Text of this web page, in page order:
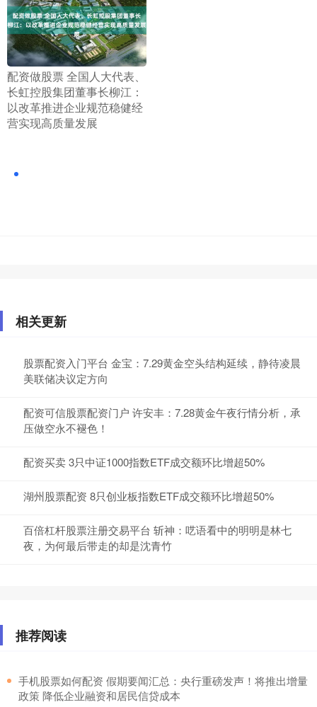
​配资做股票 全国人大代表、
长虹控股集团董事长柳江：
以改革推进企业规范稳健经
营实现高质量发展
相关更新
股票配资入门平台 金宝：7.29黄金空头结构延续，静待凌晨
美联储决议定方向
配资可信股票配资门户 许安丰：7.28黄金午夜行情分析，承
压做空永不褪色！
配资买卖 3只中证1000指数ETF成交额环比增超50%
湖州股票配资 8只创业板指数ETF成交额环比增超50%
百倍杠杆股票注册交易平台 斩神：呓语看中的明明是林七
夜，为何最后带走的却是沈青竹
推荐阅读
​手机股票如何配资 假期要闻汇总：央行重磅发声！将推出增量
政策 降低企业融资和居民信贷成本